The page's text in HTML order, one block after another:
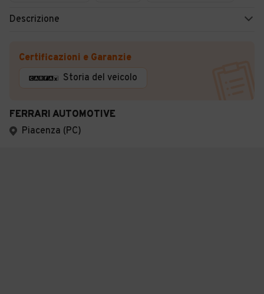
Descrizione
Certificazioni e Garanzie
Storia del veicolo
FERRARI AUTOMOTIVE
Piacenza (PC)